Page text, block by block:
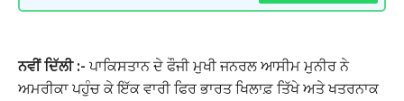
ਨਵੀਂ ਦਿੱਲੀ :-ਪਾਕਿਸਤਾਨ ਦੇ ਫੌਜੀ ਮੁਖੀ ਜਨਰਲ ਆਸੀਮ ਮੁਨੀਰ ਨੇ
ਅਮਰੀਕਾ ਪਹੁੰਚ ਕੇ ਇੱਕ ਵਾਰੀ ਫਿਰ ਭਾਰਤ ਖਿਲਾਫ਼ ਤਿੱਖੇ ਅਤੇ ਖਤਰਨਾਕ